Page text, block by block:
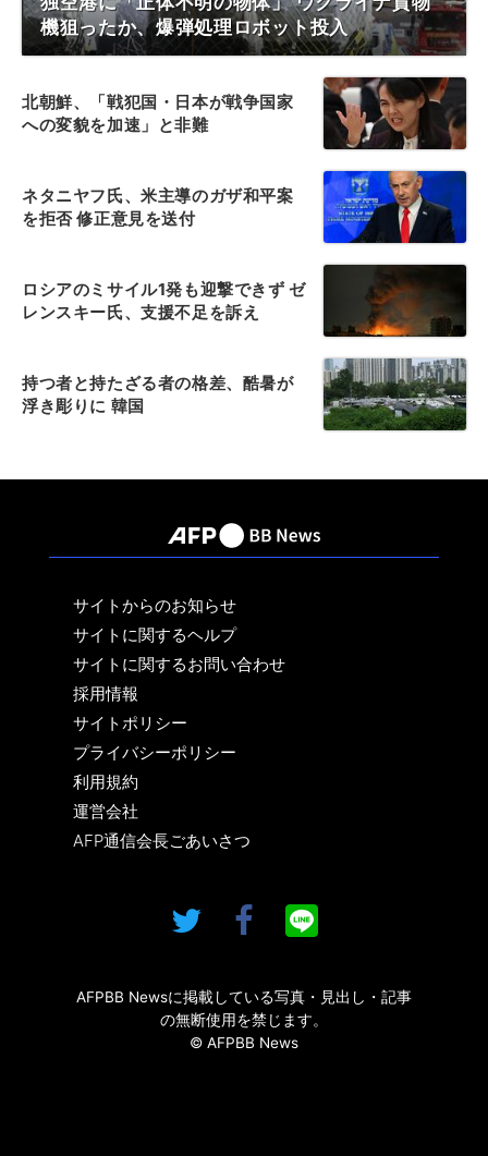
機狙ったか、爆弾処理ロボット投入
北朝鮮、「戦犯国・日本が戦争国家
への変貌を加速」と非難
ネタニヤフ氏、米主導のガザ和平案
を拒否 修正意見を送付
ロシアのミサイル1発も迎撃できず ゼ
レンスキー氏、支援不足を訴え
持つ者と持たざる者の格差、酷暑が
浮き彫りに 韓国
サイトからのお知らせ
サイトに関するヘルプ
サイトに関するお問い合わせ
採用情報
サイトポリシー
プライバシーポリシー
利用規約
運営会社
AFP通信会長ごあいさつ
AFPBB Newsに掲載している写真・見出し・記事
の無断使用を禁じます。
© AFPBB News